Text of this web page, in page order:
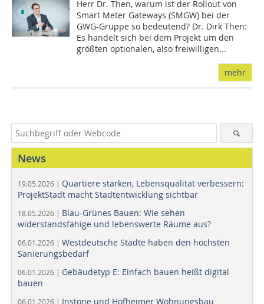
Herr Dr. Then, warum ist der Rollout von
Smart Meter Gateways (SMGW) bei der
GWG-Gruppe so bedeutend? Dr. Dirk Then:
Es handelt sich bei dem Projekt um den
größten optionalen, also freiwilligen...
mehr
News
19.05.2026 | Quartiere stärken, Lebensqualität verbessern:
ProjektStadt macht Stadtentwicklung sichtbar
18.05.2026 | Blau-Grünes Bauen: Wie sehen
widerstandsfähige und lebenswerte Räume aus?
06.01.2026 | Westdeutsche Städte haben den höchsten
Sanierungsbedarf
06.01.2026 | Gebäudetyp E: Einfach bauen heißt digital
bauen
06.01.2026 | Instone und Hofheimer Wohnungsbau